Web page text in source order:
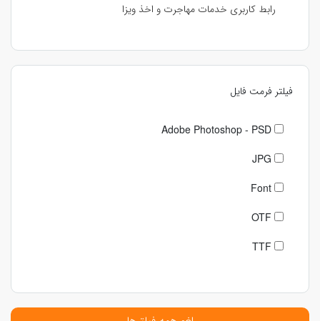
رابط کاربری خدمات مهاجرت و اخذ ویزا
فیلتر فرمت فایل
Adobe Photoshop - PSD
JPG
Font
OTF
TTF